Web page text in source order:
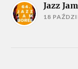
Jazz
18